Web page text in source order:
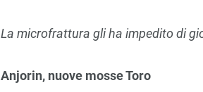
La microfrattura gli ha impedito di
Anjorin, nuove mosse Toro